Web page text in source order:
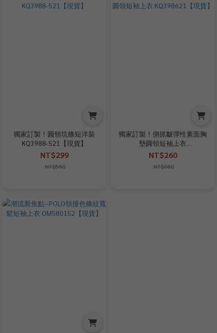
獨家訂製！圓領坑條短洋裝
KQ3988-521【現貨】
NT$299
NT$580
獨家訂製！側抓皺彈性素面胸
墊圓領短袖上衣
KQ398621【現貨】
NT$260
NT$680